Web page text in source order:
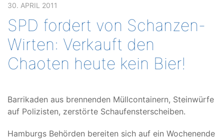
30. APRIL 2011
SPD fordert von Schanzen-
Wirten: Verkauft den
Chaoten heute kein Bier!
Barrikaden aus brennenden Müllcontainern, Steinwürfe
auf Polizisten, zerstörte Schaufensterscheiben.
Hamburgs Behörden bereiten sich auf ein Wochenende